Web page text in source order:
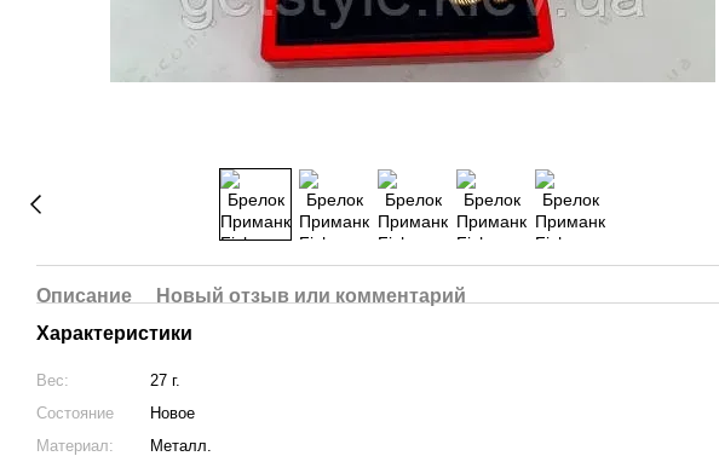
Описание
Новый отзыв или комментарий
Характеристики
Вес:
27 г.
Состояние
Новое
Материал:
Металл.